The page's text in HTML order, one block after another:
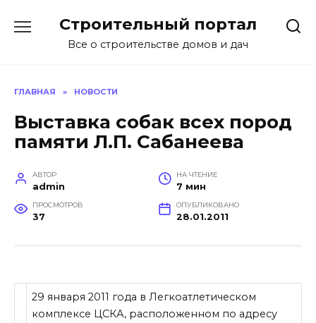
содержанию
Строительный портал
Все о строительстве домов и дач
ГЛАВНАЯ » НОВОСТИ
Выставка собак всех пород
памяти Л.П. Сабанеева
АВТОР
admin
НА ЧТЕНИЕ
7 мин
ПРОСМОТРОВ
37
ОПУБЛИКОВАНО
28.01.2011
29 января 2011 года в Легкоатлетическом
комплексе ЦСКА, расположенном по адресу